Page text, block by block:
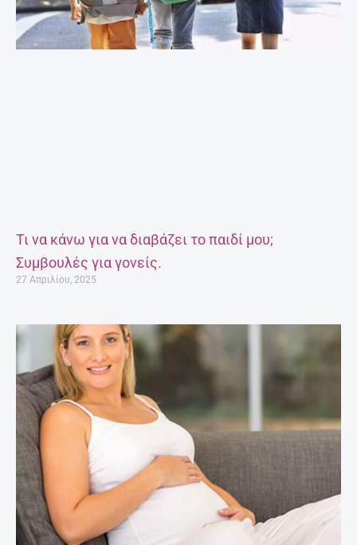
Τι να κάνω για να διαβάζει το παιδί μου;
Συμβουλές για γονείς.
27 Απριλίου, 2025